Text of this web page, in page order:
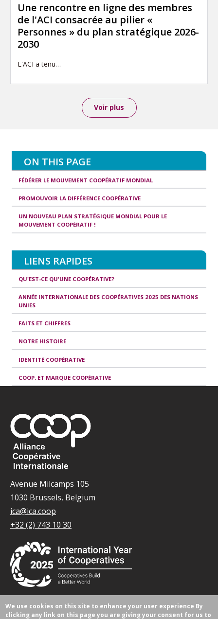
Une rencontre en ligne des membres
de l'ACI consacrée au pilier «
Personnes » du plan stratégique 2026-
2030
L'ACI a tenu…
Voir plus
ON THIS PAGE
FÉDÉRER LE MOUVEMENT COOPÉRATIF MONDIAL
PROMOUVOIR LA DIFFÉRENCE COOPÉRATIVE
UN NOUVEAU PLAN STRATÉGIQUE MONDIAL POUR LE
MOUVEMENT COOPÉRATIF !
LIENS RAPIDES
QU'EST-CE QU'UNE COOPÉRATIVE?
ANNÉE INTERNATIONALE DES COOPÉRATIVES 2025 DES NATIONS
UNIES
FAITS ET CHIFFRES
NOTRE HISTOIRE
IDENTITÉ COOPÉRATIVE
COOP. ET MARQUE COOPÉRATIVE
Avenue Milcamps 105
1030 Brussels, Belgium
ica@ica.coop
+32 (2) 743 10 30
© Tous droits réservés 2026.
We use cookies on this site to enhance your user experience By
clicking any link on this page you are giving your consent for us to